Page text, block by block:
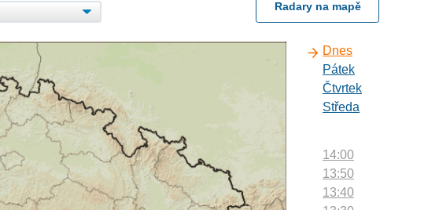
Radary na mapě
Dnes
Pátek
Čtvrtek
Středa
14:00
13:50
13:40